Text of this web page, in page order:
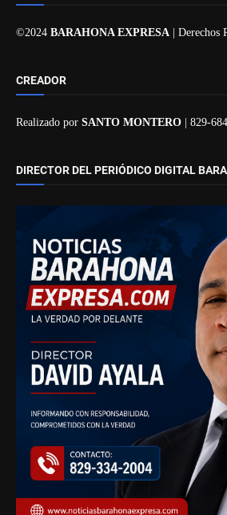
©2024 BARAHONA EXPRESA | Derechos
CREADOR
Realizado por SANTO MONTERO | 829-
DIRECTOR DEL PERIÓDICO DIGITAL